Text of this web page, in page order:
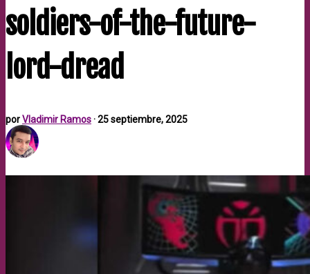
soldiers-of-the-future-
lord-dread
porVladimir Ramos·25 septiembre, 2025